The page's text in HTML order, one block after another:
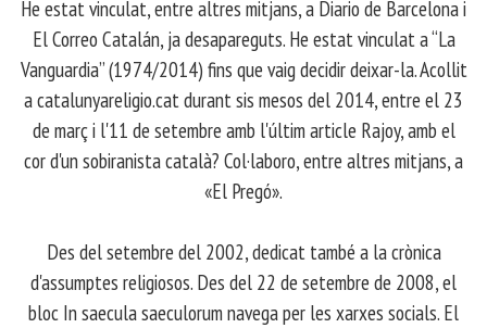
​ He estat vinculat, entre altres mitjans, a Diario de Barcelona i
El Correo Catalán, ja desapareguts. He estat vinculat a “La
Vanguardia” (1974/2014) fins que vaig decidir deixar-la. Acollit
a catalunyareligio.cat durant sis mesos del 2014, entre el 23
de març i l'11 de setembre amb l'últim article Rajoy, amb el
cor d'un sobiranista català? Col·laboro, entre altres mitjans, a
«El Pregó».
​ Des del setembre del 2002, dedicat també a la crònica
d'assumptes religiosos. Des del 22 de setembre de 2008, el
bloc In saecula saeculorum navega per les xarxes socials. El